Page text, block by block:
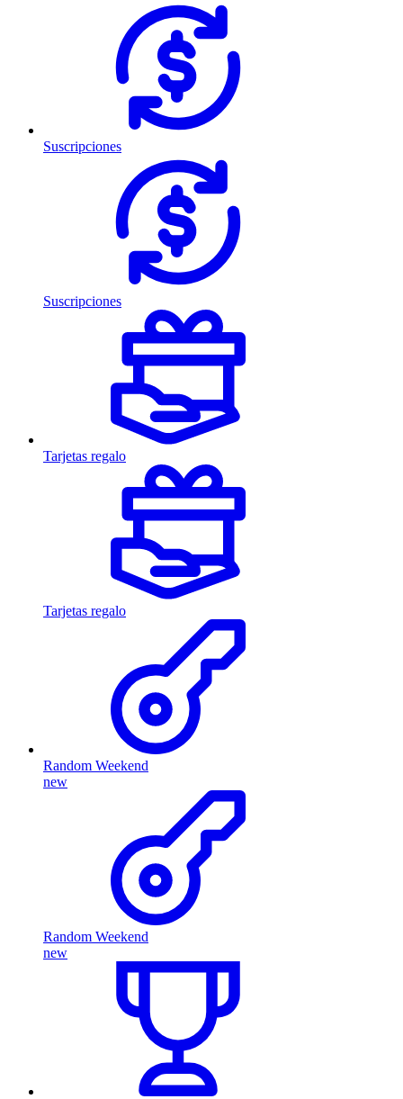
Suscripciones
Suscripciones
Tarjetas regalo
Tarjetas regalo
Random Weekend
new
Random Weekend
new